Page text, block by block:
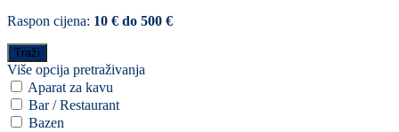
Raspon cijena: 10 € do 500 €
Više opcija pretraživanja
Aparat za kavu
Bar / Restaurant
Bazen